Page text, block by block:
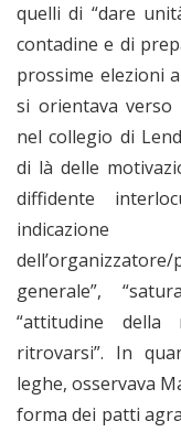
quelli di “dare
contadine e di
prossime elezioni
si orientava verso
nel collegio di
di là delle
diffidente
generale”,
“attitudine
ritrovarsi”. In
leghe, osservava
forma dei patti